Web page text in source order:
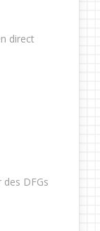
direct
des DFGs